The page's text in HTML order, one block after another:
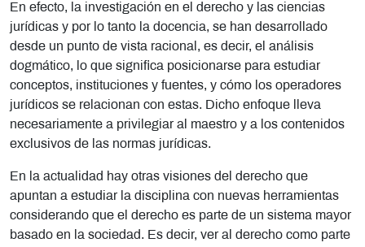
En efecto, la investigación en el derecho y las ciencias
jurídicas y por lo tanto la docencia, se han desarrollado
desde un punto de vista racional, es decir, el análisis
dogmático, lo que significa posicionarse para estudiar
conceptos, instituciones y fuentes, y cómo los operadores
jurídicos se relacionan con estas. Dicho enfoque lleva
necesariamente a privilegiar al maestro y a los contenidos
exclusivos de las normas jurídicas.
En la actualidad hay otras visiones del derecho que
apuntan a estudiar la disciplina con nuevas herramientas
considerando que el derecho es parte de un sistema mayor
basado en la sociedad. Es decir, ver al derecho como parte